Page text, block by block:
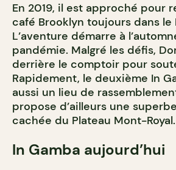
En 2019, il est approché pour
café Brooklyn toujours dans le
L’aventure démarre à
pandémie. Malgré les défis,
derrière le comptoir pour
Rapidement, le deuxième In
aussi un lieu de
propose d’ailleurs une
cachée du Plateau Mont-Royal.
In Gamba aujourd’hui